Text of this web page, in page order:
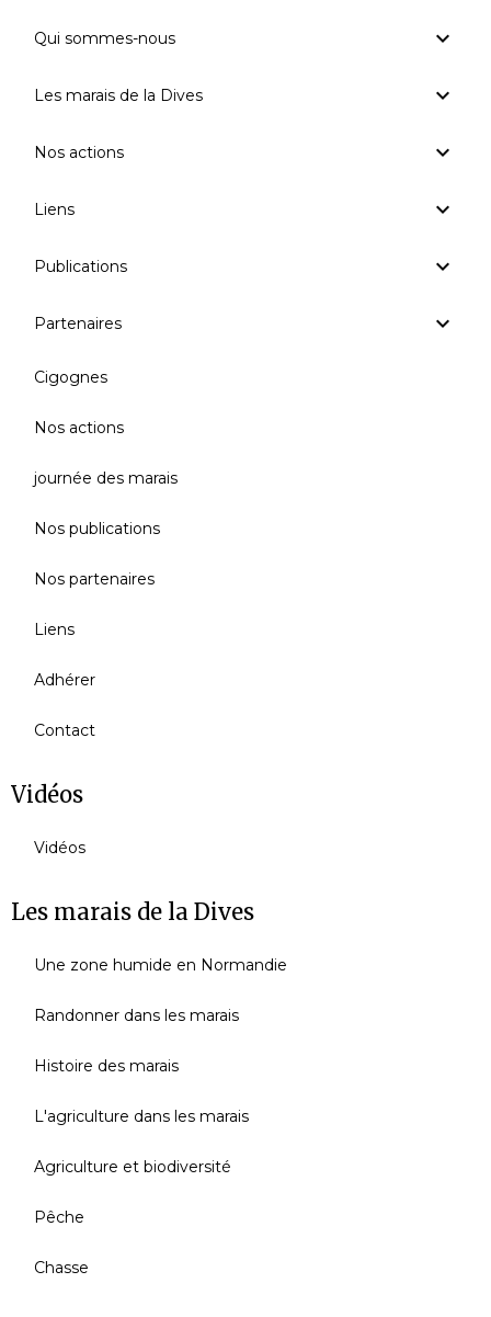
Qui sommes-nous
Les marais de la Dives
Nos actions
Liens
Publications
Partenaires
Cigognes
Nos actions
journée des marais
Nos publications
Nos partenaires
Liens
Adhérer
Contact
Vidéos
Vidéos
Les marais de la Dives
Une zone humide en Normandie
Randonner dans les marais
Histoire des marais
L'agriculture dans les marais
Agriculture et biodiversité
Pêche
Chasse